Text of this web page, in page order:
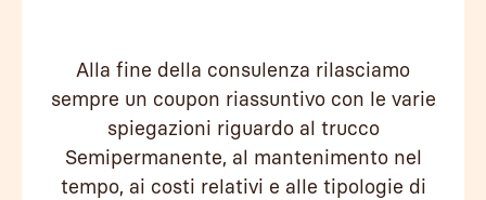
Alla fine della consulenza rilasciamo
sempre un coupon riassuntivo con le varie
spiegazioni riguardo al trucco
Semipermanente, al mantenimento nel
tempo, ai costi relativi e alle tipologie di